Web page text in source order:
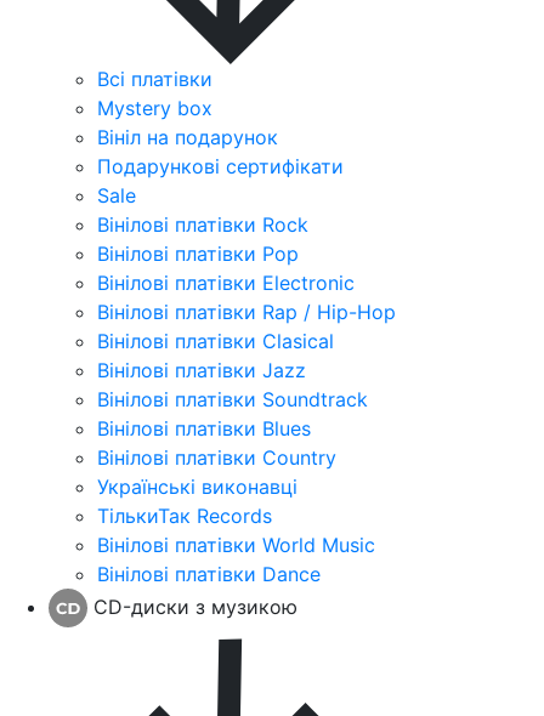
Всі платівки
Mystery box
Вініл на подарунок
Подарункові сертифікати
Sale
Вінілові платівки Rock
Вінілові платівки Pop
Вінілові платівки Electronic
Вінілові платівки Rap / Hip-Hop
Вінілові платівки Clasical
Вінілові платівки Jazz
Вінілові платівки Soundtrack
Вінілові платівки Blues
Вінілові платівки Country
Українські виконавці
ТількиТак Records
Вінілові платівки World Music
Вінілові платівки Dance
CD-диски з музикою